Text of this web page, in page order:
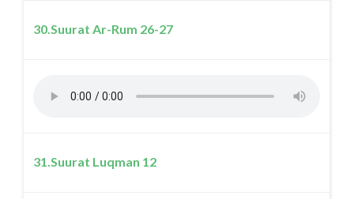
30.Suurat Ar-Rum 26-27
31.Suurat Luqman 12